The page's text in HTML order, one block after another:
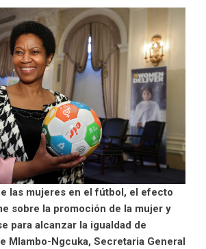
las mujeres en el fútbol, el efecto
sobre la promoción de la mujer y
para alcanzar la igualdad de
Mlambo-Ngcuka, Secretaria General